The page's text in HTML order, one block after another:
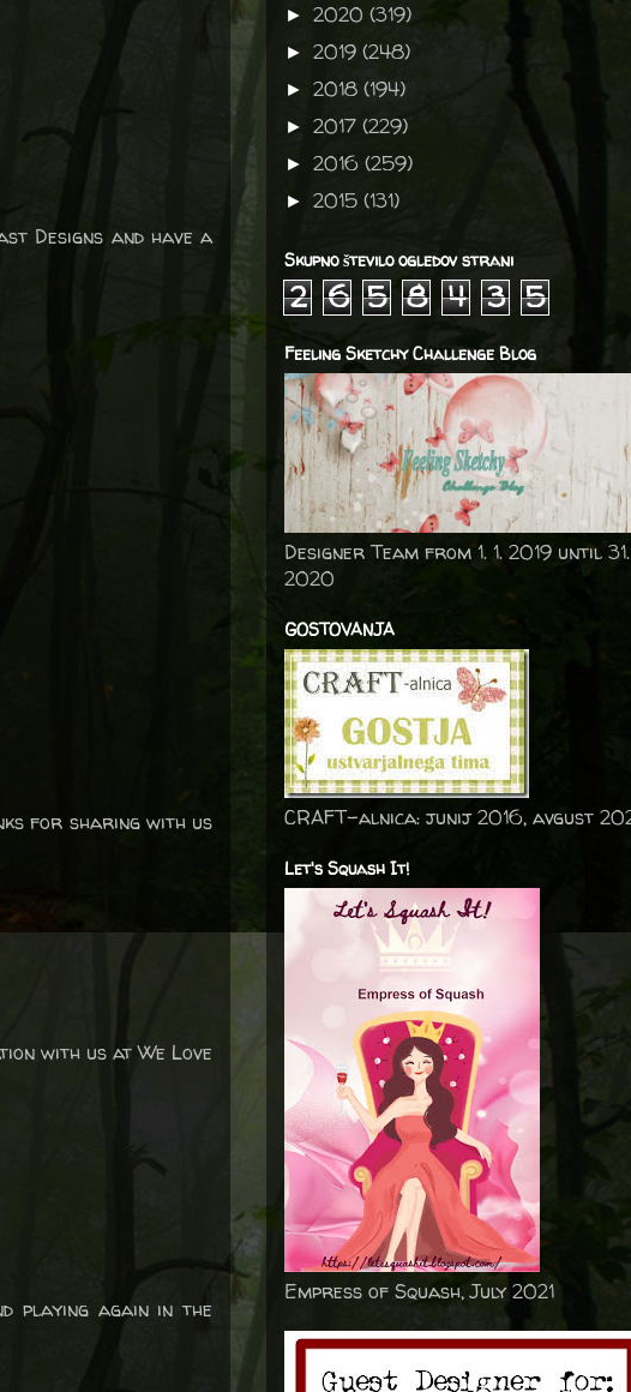
Designs and have a
for sharing with us
with us at We Love
playing again in the
► 2020 (319)
► 2019 (248)
► 2018 (194)
► 2017 (229)
► 2016 (259)
► 2015 (131)
Skupno število ogledov strani
2 6 5 8 4 3 5
Feeling Sketchy Challenge Blog
Designer Team from 1. 1. 2019 until
2020
GOSTOVANJA
CRAFT-alnica: junij 2016, avgust
Let's Squash It!
Empress of Squash, July 2021